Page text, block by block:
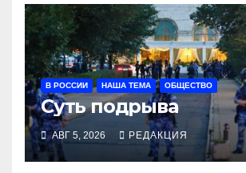
В РОССИИ НАША ТЕМА ОБЩЕСТВО
Суть подрыва
АВГ 5, 2026 РЕДАКЦИЯ